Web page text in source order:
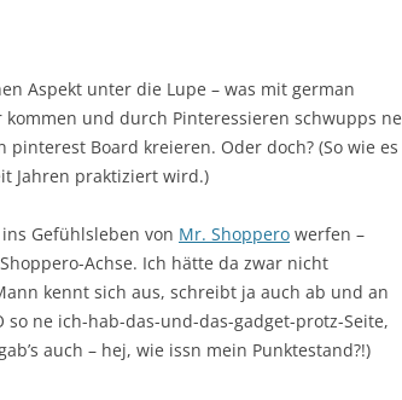
Aspekt unter die Lupe – was mit german
und durch Pinteressieren schwupps ne
Board kreieren. Oder doch? (So wie es
Jahren praktiziert wird.)
Gefühlsleben von Mr. Shoppero werfen –
Achse. Ich hätte da zwar nicht
kennt sich aus, schreibt ja auch ab und an
ne ich-hab-das-und-das-gadget-protz-Seite,
auch – hej, wie issn mein Punktestand?!)